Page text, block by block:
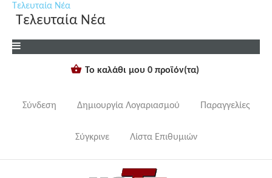
Τελευταία Νέα
Τελευταία Νέα
Το καλάθι μου 0 προϊόν(τα)
Σύνδεση Δημιουργία Λογαριασμού Παραγγελίες
Σύγκρινε Λίστα Επιθυμιών